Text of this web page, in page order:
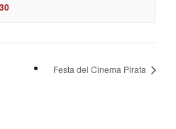
Festa del Cinema Pirata